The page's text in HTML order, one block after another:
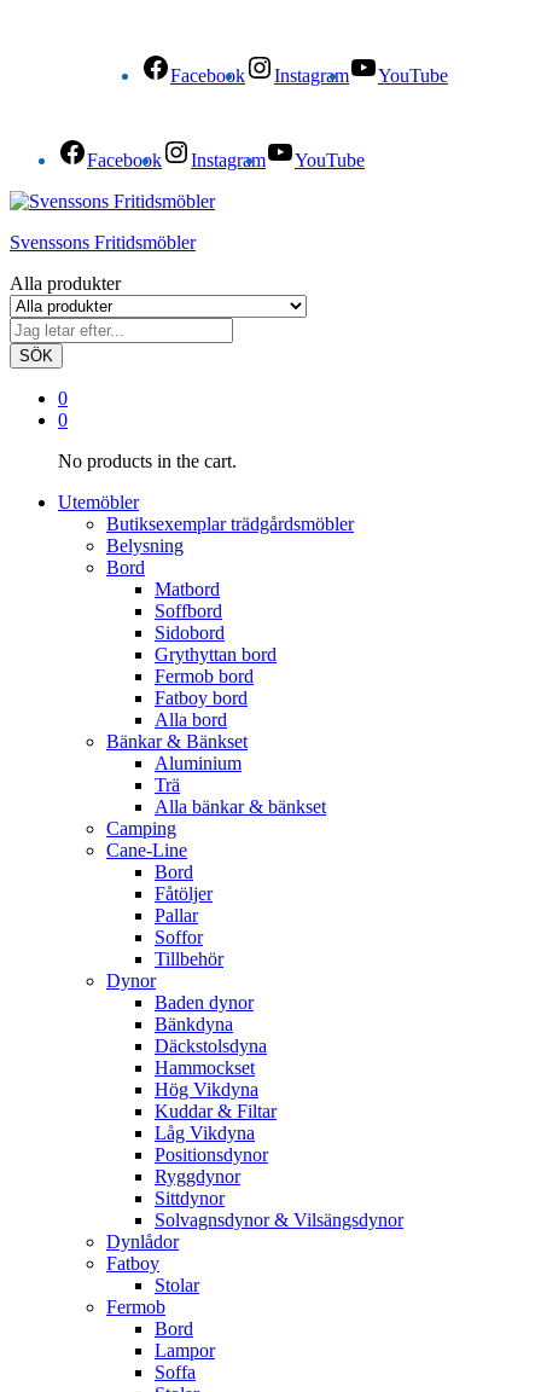
Facebook Instagram YouTube
Facebook Instagram YouTube
Svenssons Fritidsmöbler
Alla produkter
SÖK
0
0
No products in the cart.
Utemöbler
Butiksexemplar trädgårdsmöbler
Belysning
Bord
Matbord
Soffbord
Sidobord
Grythyttan bord
Fermob bord
Fatboy bord
Alla bord
Bänkar & Bänkset
Aluminium
Trä
Alla bänkar & bänkset
Camping
Cane-Line
Bord
Fåtöljer
Pallar
Soffor
Tillbehör
Dynor
Baden dynor
Bänkdyna
Däckstolsdyna
Hammockset
Hög Vikdyna
Kuddar & Filtar
Låg Vikdyna
Positionsdynor
Ryggdynor
Sittdynor
Solvagnsdynor & Vilsängsdynor
Dynlådor
Fatboy
Stolar
Fermob
Bord
Lampor
Soffa